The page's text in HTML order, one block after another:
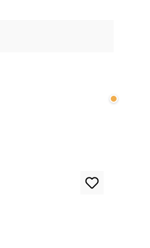
Wenige